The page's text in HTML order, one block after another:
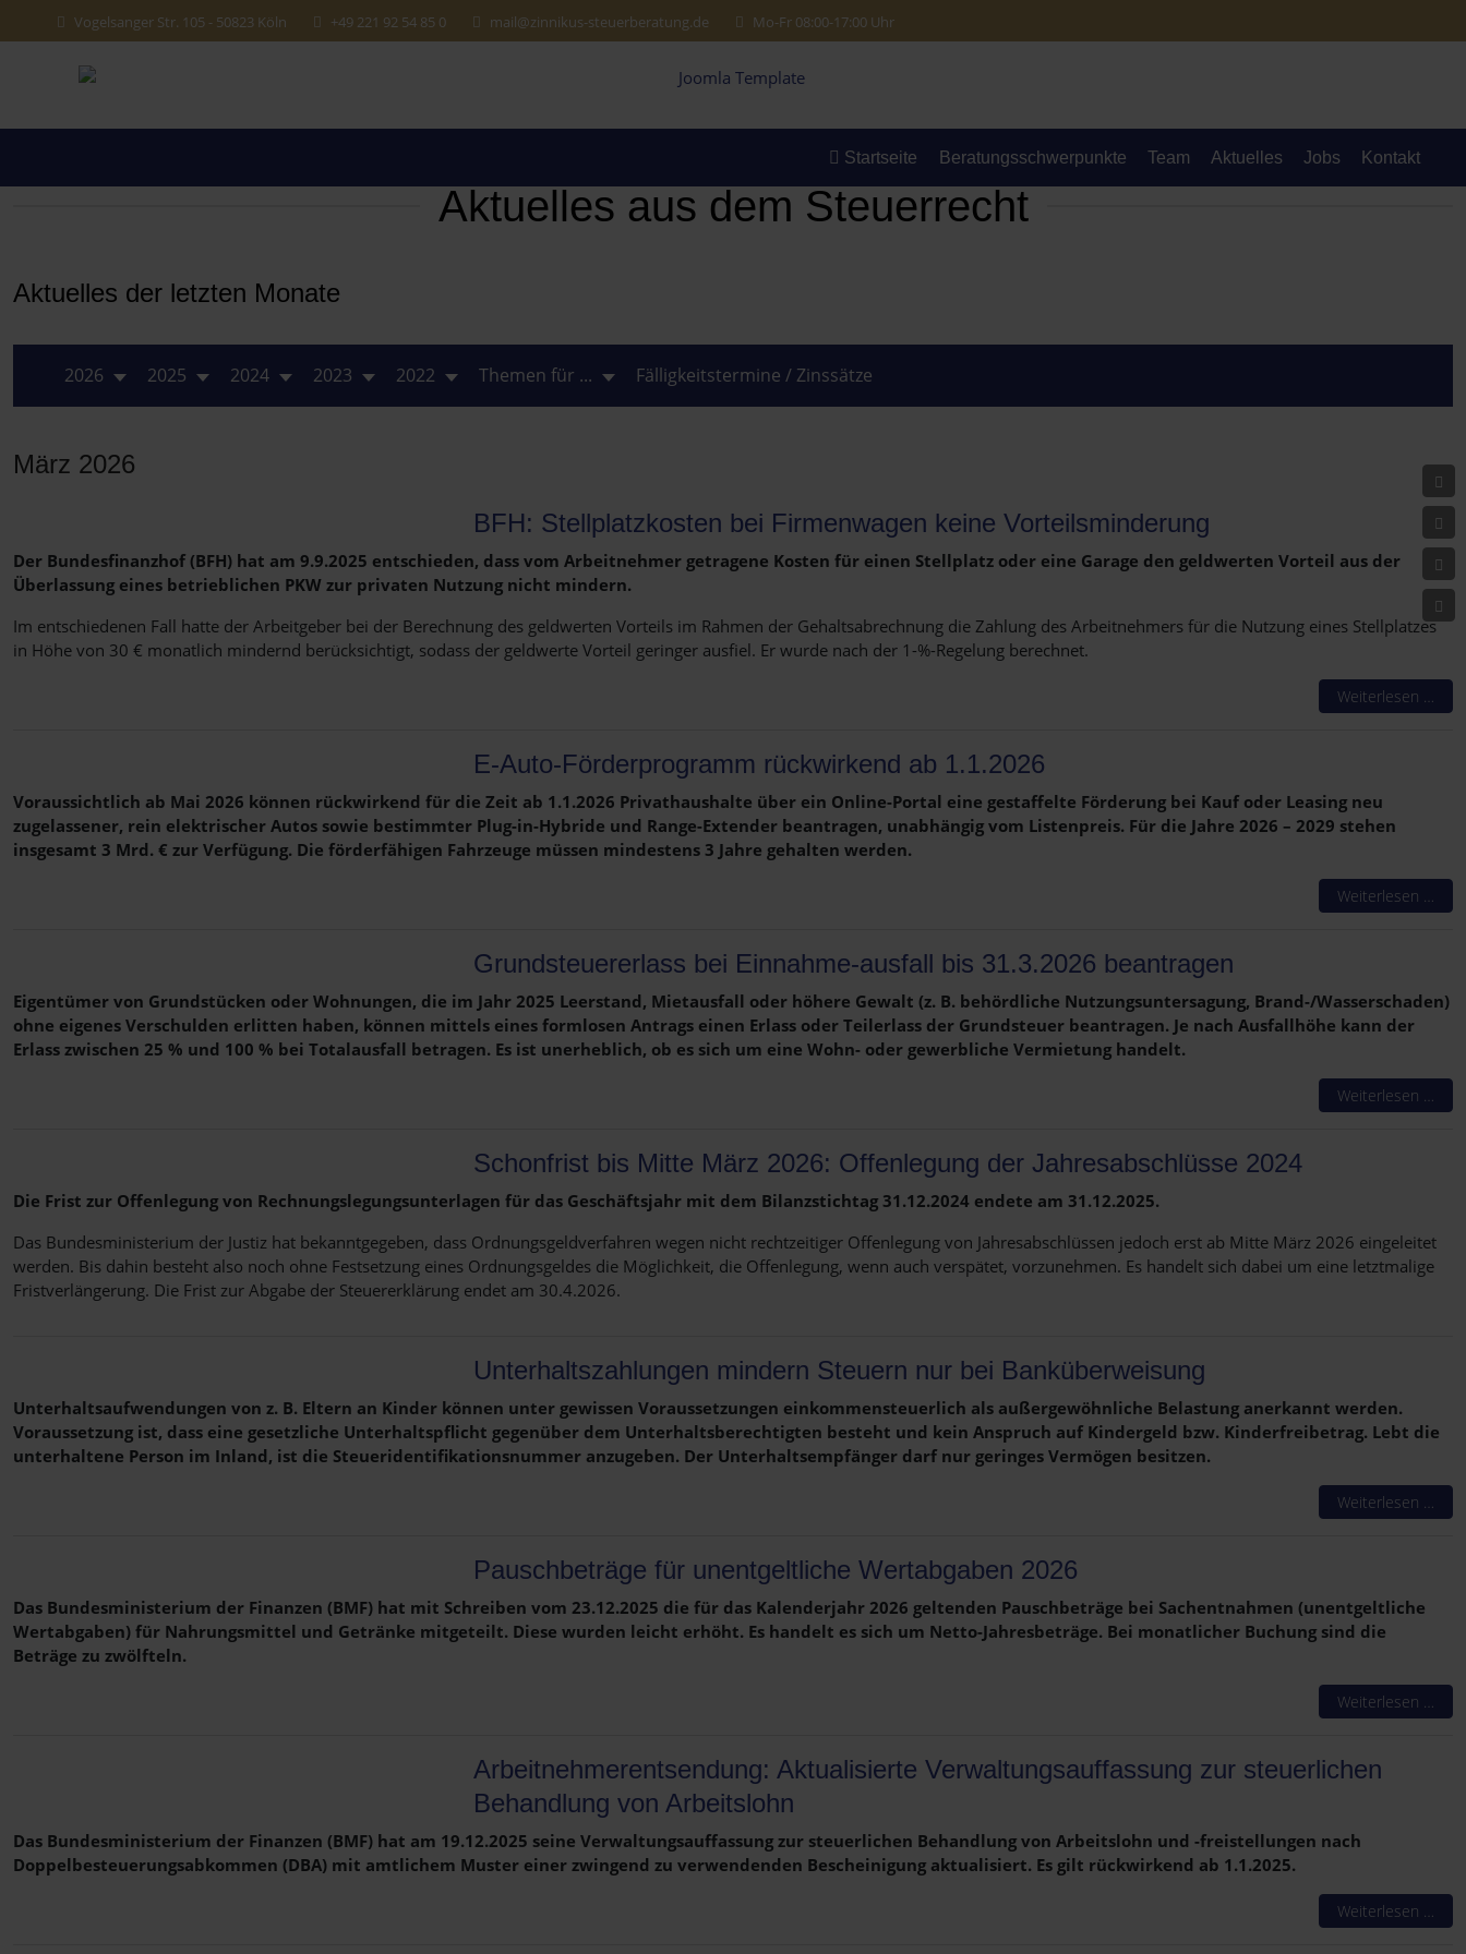
Vogelsanger Str. 105 - 50823 Köln +49 221 92 54 85 0 mail@zinnikus-steuerberatung.de Mo-Fr 08:00-17:00 Uhr
Startseite Beratungsschwerpunkte Team Aktuelles Jobs Kontakt
Aktuelles aus dem Steuerrecht
Aktuelles der letzten Monate
2026 2025 2024 2023 2022 Themen für ... Fälligkeitstermine / Zinssätze
März 2026
BFH: Stellplatzkosten bei Firmenwagen keine Vorteilsminderung
Der Bundesfinanzhof (BFH) hat am 9.9.2025 entschieden, dass vom Arbeitnehmer getragene Kosten für einen Stellplatz oder eine Garage den geldwerten Vorteil aus der
Überlassung eines betrieblichen PKW zur privaten Nutzung nicht mindern.
Im entschiedenen Fall hatte der Arbeitgeber bei der Berechnung des geldwerten Vorteils im Rahmen der Gehaltsabrechnung die Zahlung des Arbeitnehmers für die Nutzung eines Stellplatzes
in Höhe von 30 € monatlich mindernd berücksichtigt, sodass der geldwerte Vorteil geringer ausfiel. Er wurde nach der 1-%-Regelung berechnet.
Weiterlesen …
E-Auto-Förderprogramm rückwirkend ab 1.1.2026
Voraussichtlich ab Mai 2026 können rückwirkend für die Zeit ab 1.1.2026 Privathaushalte über ein Online-Portal eine gestaffelte Förderung bei Kauf oder Leasing neu
zugelassener, rein elektrischer Autos sowie bestimmter Plug-in-Hybride und Range-Extender beantragen, unabhängig vom Listenpreis. Für die Jahre 2026 – 2029 stehen
insgesamt 3 Mrd. € zur Verfügung. Die förderfähigen Fahrzeuge müssen mindestens 3 Jahre gehalten werden.
Weiterlesen …
Grundsteuererlass bei Einnahme-ausfall bis 31.3.2026 beantragen
Eigentümer von Grundstücken oder Wohnungen, die im Jahr 2025 Leerstand, Mietausfall oder höhere Gewalt (z. B. behördliche Nutzungsuntersagung, Brand-/Wasserschaden)
ohne eigenes Verschulden erlitten haben, können mittels eines formlosen Antrags einen Erlass oder Teilerlass der Grundsteuer beantragen. Je nach Ausfallhöhe kann der
Erlass zwischen 25 % und 100 % bei Totalausfall betragen. Es ist unerheblich, ob es sich um eine Wohn- oder gewerbliche Vermietung handelt.
Weiterlesen …
Schonfrist bis Mitte März 2026: Offenlegung der Jahresabschlüsse 2024
Die Frist zur Offenlegung von Rechnungslegungsunterlagen für das Geschäftsjahr mit dem Bilanzstichtag 31.12.2024 endete am 31.12.2025.
Das Bundesministerium der Justiz hat bekanntgegeben, dass Ordnungsgeldverfahren wegen nicht rechtzeitiger Offenlegung von Jahresabschlüssen jedoch erst ab Mitte März 2026 eingeleitet
werden. Bis dahin besteht also noch ohne Festsetzung eines Ordnungsgeldes die Möglichkeit, die Offenlegung, wenn auch verspätet, vorzunehmen. Es handelt sich dabei um eine letztmalige
Fristverlängerung. Die Frist zur Abgabe der Steuererklärung endet am 30.4.2026.
Unterhaltszahlungen mindern Steuern nur bei Banküberweisung
Unterhaltsaufwendungen von z. B. Eltern an Kinder können unter gewissen Voraussetzungen einkommensteuerlich als außergewöhnliche Belastung anerkannt werden.
Voraussetzung ist, dass eine gesetzliche Unterhaltspflicht gegenüber dem Unterhaltsberechtigten besteht und kein Anspruch auf Kindergeld bzw. Kinderfreibetrag. Lebt die
unterhaltene Person im Inland, ist die Steueridentifikationsnummer anzugeben. Der Unterhaltsempfänger darf nur geringes Vermögen besitzen.
Weiterlesen …
Pauschbeträge für unentgeltliche Wertabgaben 2026
Das Bundesministerium der Finanzen (BMF) hat mit Schreiben vom 23.12.2025 die für das Kalenderjahr 2026 geltenden Pauschbeträge bei Sachentnahmen (unentgeltliche
Wertabgaben) für Nahrungsmittel und Getränke mitgeteilt. Diese wurden leicht erhöht. Es handelt es sich um Netto-Jahresbeträge. Bei monatlicher Buchung sind die
Beträge zu zwölfteln.
Weiterlesen …
Arbeitnehmerentsendung: Aktualisierte Verwaltungsauffassung zur steuerlichen
Behandlung von Arbeitslohn
Das Bundesministerium der Finanzen (BMF) hat am 19.12.2025 seine Verwaltungsauffassung zur steuerlichen Behandlung von Arbeitslohn und -freistellungen nach
Doppelbesteuerungsabkommen (DBA) mit amtlichem Muster einer zwingend zu verwendenden Bescheinigung aktualisiert. Es gilt rückwirkend ab 1.1.2025.
Weiterlesen …